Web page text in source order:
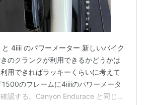
4iiii のパワーメーター 新しいバイク
のクランクが利用できるかどうかは
用できればラッキーくらいに考えて
のフレームに4iiiiのパワーメータ
認する。Canyon Endurace と同じく